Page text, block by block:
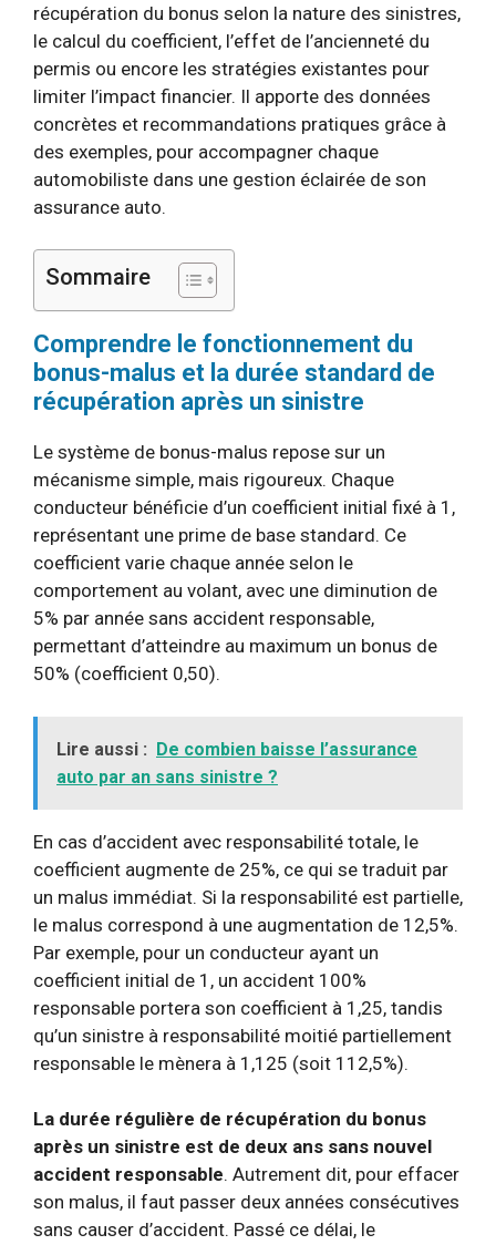
récupération du bonus selon la nature des sinistres,
le calcul du coefficient, l’effet de l’ancienneté du
permis ou encore les stratégies existantes pour
limiter l’impact financier. Il apporte des données
concrètes et recommandations pratiques grâce à
des exemples, pour accompagner chaque
automobiliste dans une gestion éclairée de son
assurance auto.
Sommaire
Comprendre le fonctionnement du
bonus-malus et la durée standard de
récupération après un sinistre
Le système de bonus-malus repose sur un
mécanisme simple, mais rigoureux. Chaque
conducteur bénéficie d’un coefficient initial fixé à 1,
représentant une prime de base standard. Ce
coefficient varie chaque année selon le
comportement au volant, avec une diminution de
5% par année sans accident responsable,
permettant d’atteindre au maximum un bonus de
50% (coefficient 0,50).
Lire aussi : De combien baisse l’assurance
auto par an sans sinistre ?
En cas d’accident avec responsabilité totale, le
coefficient augmente de 25%, ce qui se traduit par
un malus immédiat. Si la responsabilité est partielle,
le malus correspond à une augmentation de 12,5%.
Par exemple, pour un conducteur ayant un
coefficient initial de 1, un accident 100%
responsable portera son coefficient à 1,25, tandis
qu’un sinistre à responsabilité moitié partiellement
responsable le mènera à 1,125 (soit 112,5%).
La durée régulière de récupération du bonus
après un sinistre est de deux ans sans nouvel
accident responsable. Autrement dit, pour effacer
son malus, il faut passer deux années consécutives
sans causer d’accident. Passé ce délai, le